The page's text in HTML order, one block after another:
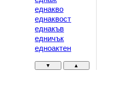
еднакво
еднаквост
еднакъв
едничък
едноактен
▼ ▲